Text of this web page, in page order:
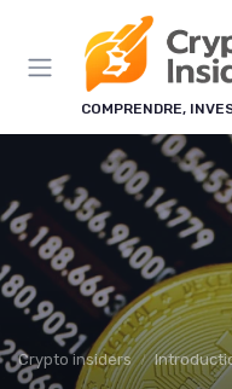
COMPRENDRE,
Crypto insiders Introduction à
Panneau de gestion des